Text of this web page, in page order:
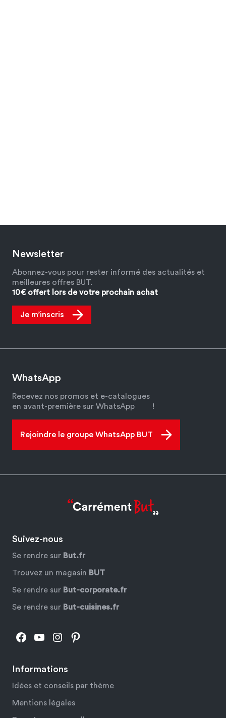
Newsletter
Abonnez-vous pour rester informé des actualités et
meilleures offres BUT.
10€ offert lors de votre prochain achat
Je m’inscris
WhatsApp
Recevez nos promos et e-catalogues
en avant-première sur WhatsApp
!
Rejoindre le groupe WhatsApp BUT
Informations
Idées et conseils par thème
Mentions légales
Suivez-nous
Se rendre sur But.fr
Trouvez un magasin BUT
Se rendre sur But-corporate.fr
Se rendre sur But-cuisines.fr
Facebook
YouTube
Instagram
Pinterest